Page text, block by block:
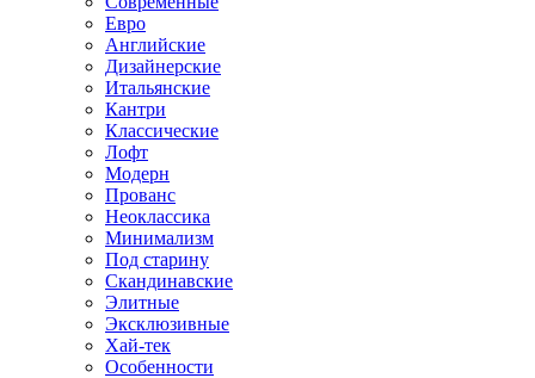
Евро
Английские
Дизайнерские
Итальянские
Кантри
Классические
Лофт
Модерн
Прованс
Неоклассика
Минимализм
Под старину
Скандинавские
Элитные
Эксклюзивные
Хай-тек
Особенности